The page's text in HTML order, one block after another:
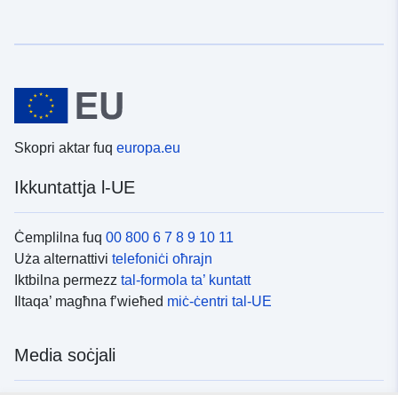
Skopri aktar fuq europa.eu
Ikkuntattja l-UE
Ċemplilna fuq 00 800 6 7 8 9 10 11
Uża alternattivi telefoniċi oħrajn
Iktbilna permezz tal-formola ta’ kuntatt
Iltaqa’ magħna f’wieħed miċ-ċentri tal-UE
Media soċjali